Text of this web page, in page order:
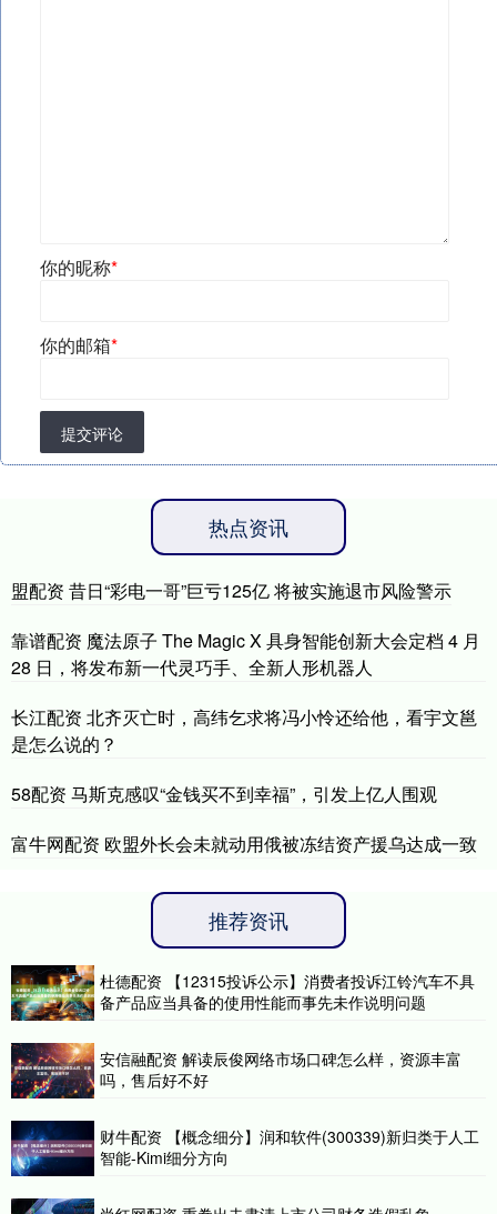
你的昵称*
你的邮箱*
提交评论
热点资讯
盟配资 昔日“彩电一哥”巨亏125亿 将被实施退市风险警示
靠谱配资 魔法原子 The Magic X 具身智能创新大会定档 4 月
28 日，将发布新一代灵巧手、全新人形机器人
长江配资 北齐灭亡时，高纬乞求将冯小怜还给他，看宇文邕
是怎么说的？
58配资 马斯克感叹“金钱买不到幸福”，引发上亿人围观
富牛网配资 欧盟外长会未就动用俄被冻结资产援乌达成一致
推荐资讯
杜德配资 【12315投诉公示】消费者投诉江铃汽车不具
备产品应当具备的使用性能而事先未作说明问题
安信融配资 解读辰俊网络市场口碑怎么样，资源丰富
吗，售后好不好
财牛配资 【概念细分】润和软件(300339)新归类于人工
智能-Kimi细分方向